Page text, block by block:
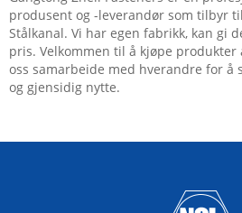
produsent og -leverandør som tilbyr
Stålkanal. Vi har egen fabrikk, kan gi
pris. Velkommen til å kjøpe produkter
oss samarbeide med hverandre for å
og gjensidig nytte.